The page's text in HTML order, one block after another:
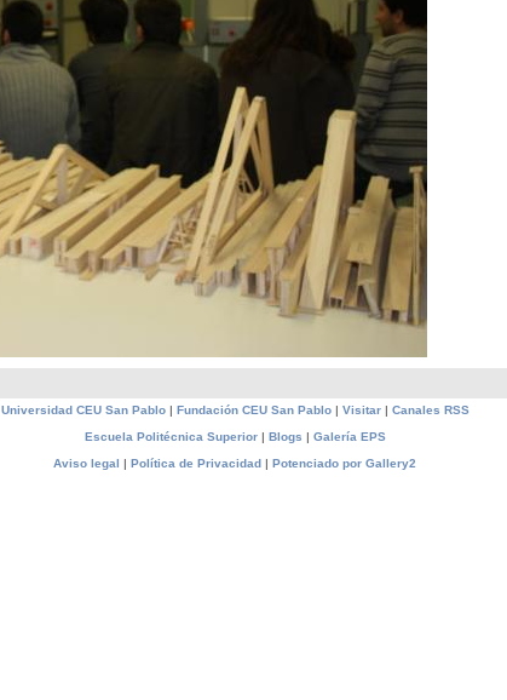
Universidad CEU San Pablo| Fundación CEU San Pablo| Visitar| Canales RSS
Escuela Politécnica Superior| Blogs | Galería EPS
Aviso legal | Política de Privacidad | Potenciado por Gallery2